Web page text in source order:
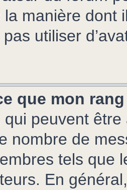
la manière dont
utiliser
que mon
peuvent être
nombre de
tels que
En